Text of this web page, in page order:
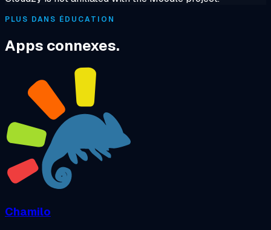
PLUS DANS ÉDUCATION
Apps connexes.
Chamilo